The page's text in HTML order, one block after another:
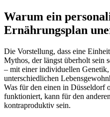
Warum ein
Ernährungsplan
Die Vorstellung, dass eine
Mythos, der längst überholt sein
– mit einer individuellen
unterschiedlichen
Was für den einen in Düsseldorf
funktioniert, kann für den
kontraproduktiv sein.